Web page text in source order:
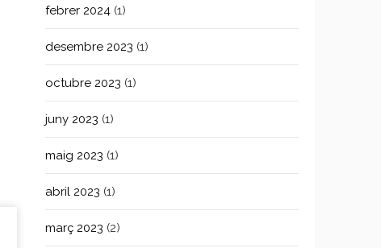
febrer 2024 (1)
desembre 2023 (1)
octubre 2023 (1)
juny 2023 (1)
maig 2023 (1)
abril 2023 (1)
març 2023 (2)